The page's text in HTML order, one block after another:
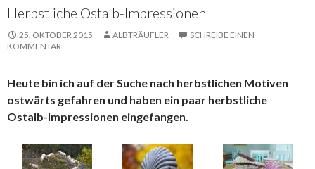
Herbstliche Ostalb-Impressionen
25. OKTOBER 2015 ALBTRÄUFLER
SCHREIBE EINEN
KOMMENTAR
Heute bin ich auf der Suche nach herbstlichen Motiven
ostwärts gefahren und haben ein paar herbstliche
Ostalb-Impressionen eingefangen.